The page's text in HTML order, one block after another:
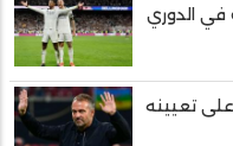
في الدوري
تعيينه